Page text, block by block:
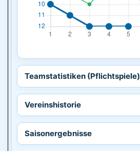
Teamstatistiken (Pflichtspiele)
Vereinshistorie
Saisonergebnisse